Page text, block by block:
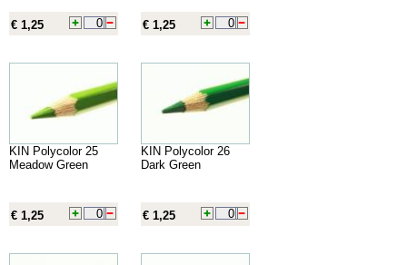
€ 1,25 € 1,25
KIN Polycolor 25
Meadow Green
€ 1,25
KIN Polycolor 26
Dark Green
€ 1,25